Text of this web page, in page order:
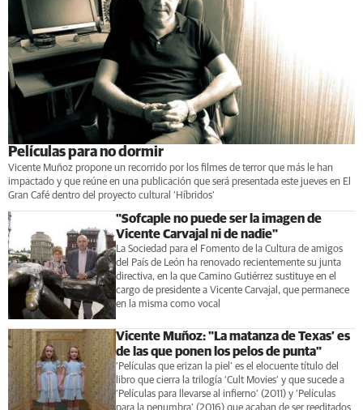
Películas para no dormir
Vicente Muñoz propone un recorrido por los filmes de terror que más le han
impactado y que reúne en una publicación que será presentada este jueves en El
Gran Café dentro del proyecto cultural ‘Híbridos’
"Sofcaple no puede ser la imagen de
Vicente Carvajal ni de nadie"
La Sociedad para el Fomento de la Cultura de amigos
del País de León ha renovado recientemente su junta
directiva, en la que Camino Gutiérrez sustituye en el
cargo de presidente a Vicente Carvajal, que permanece
en la misma como vocal
Vicente Muñoz: "La matanza de Texas’ es
de las que ponen los pelos de punta"
‘Películas que erizan la piel’ es el elocuente título del
libro que cierra la trilogía ‘Cult Movies’ y que sucede a
‘Películas para llevarse al infierno’ (2011) y ‘Películas